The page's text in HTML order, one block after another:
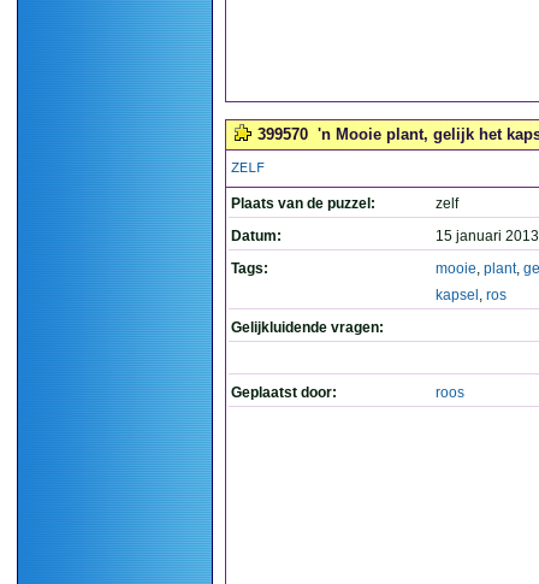
399570 'n Mooie plant, gelijk het
ZELF
Plaats van de puzzel:
zelf
Datum:
15 januari
Tags:
mooie, plant,
kapsel , ros
Gelijkluidende vragen:
Geplaatst door: roos